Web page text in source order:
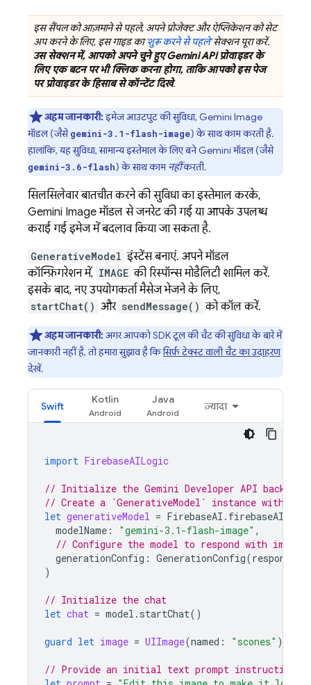
इस सैंपल को आज़माने से पहले, अपने प्रोजेक्ट और ऐप्लिकेशन को सेट
अप करने के लिए, इस गाइड का'शुरू करने से पहले'सेक्शन पूरा करें.
उस सेक्शन में, आपको अपने चुने हुएGemini APIप्रोवाइडर के
लिए एक बटन पर भी क्लिक करना होगा, ताकि आपको इस पेज
पर प्रोवाइडर के हिसाब से कॉन्टेंट दिखे.
अहम जानकारी:इमेज आउटपुट की सुविधा, Gemini Image
मॉडल (जैसेgemini-3.1-flash-image) के साथ काम करती है.
हालांकि, यह सुविधा, सामान्य इस्तेमाल के लिए बनेGeminiमॉडल (जैसे
gemini-3.6-flash) के साथ कामनहींकरती.
सिलसिलेवार बातचीत करने की सुविधा का इस्तेमाल करके,
Gemini Image मॉडल से जनरेट की गई या आपके उपलब्ध
कराई गई इमेज में बदलाव किया जा सकता है.
GenerativeModel इंस्टेंस बनाएं. अपने मॉडल
कॉन्फ़िगरेशन में, IMAGE की रिस्पॉन्स मोडैलिटी शामिल करें.
इसके बाद, नए उपयोगकर्ता मैसेज भेजने के लिए,
startChat() और sendMessage() को कॉल करें.
अहम जानकारी:अगर आपको SDK टूल की चैट की सुविधा के बारे में
जानकारी नहीं है, तो हमारा सुझाव है किसिर्फ़ टेक्स्ट वाली चैट का उदाहरण
देखें.
Swift
Kotlin Java
ज़्यादा
import FirebaseAILogic
// Initialize the Gemini Developer API backend
// Create a `GenerativeModel` instance with a
let generativeModel = FirebaseAI . firebaseAI
modelName : "gemini-3.1-flash-image" ,
// Configure the model to respond with
generationConfig : GenerationConfig(
)
// Initialize the chat
let chat = model . startChat()
guard let image = UIImage(named : "scones" )
// Provide an initial text prompt instructing